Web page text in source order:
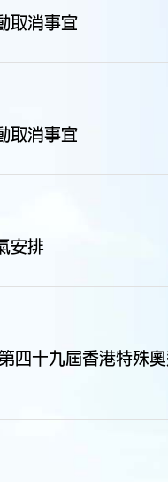
取消事宜
取消事宜
安排
四十九屆香港特殊奧